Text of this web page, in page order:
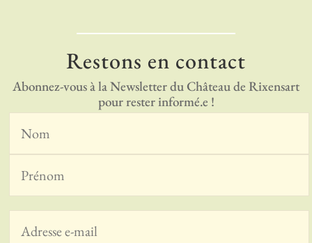
Restons en contact
Abonnez-vous à la Newsletter du Château de Rixensart
pour rester informé.e !